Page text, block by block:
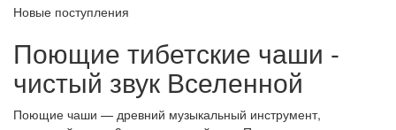
Новые поступления
Поющие тибетские чаши -
чистый звук Вселенной
Поющие чаши — древний музыкальный инструмент,